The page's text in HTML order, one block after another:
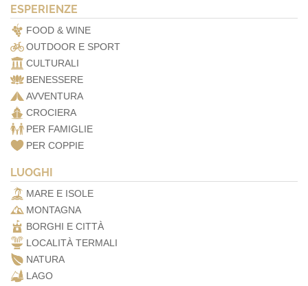
ESPERIENZE
FOOD & WINE
OUTDOOR E SPORT
CULTURALI
BENESSERE
AVVENTURA
CROCIERA
PER FAMIGLIE
PER COPPIE
LUOGHI
MARE E ISOLE
MONTAGNA
BORGHI E CITTÀ
LOCALITÀ TERMALI
NATURA
LAGO